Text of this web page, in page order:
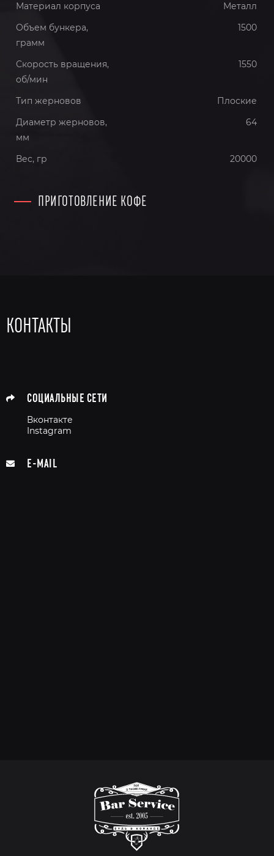
Материал корпуса
Металл
Объем бункера,
грамм
1500
Скорость вращения,
об/мин
1550
Тип жерновов
Плоские
Диаметр жерновов,
мм
64
Вес, гр 20000
ПРИГОТОВЛЕНИЕ КОФЕ
КОНТАКТЫ
СОЦИАЛЬНЫЕ СЕТИ
Вконтакте
Instagram
E-MAIL